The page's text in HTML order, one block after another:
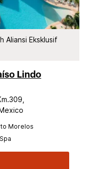
Aliansi Eksklusif
Lindo
Morelos
Spa